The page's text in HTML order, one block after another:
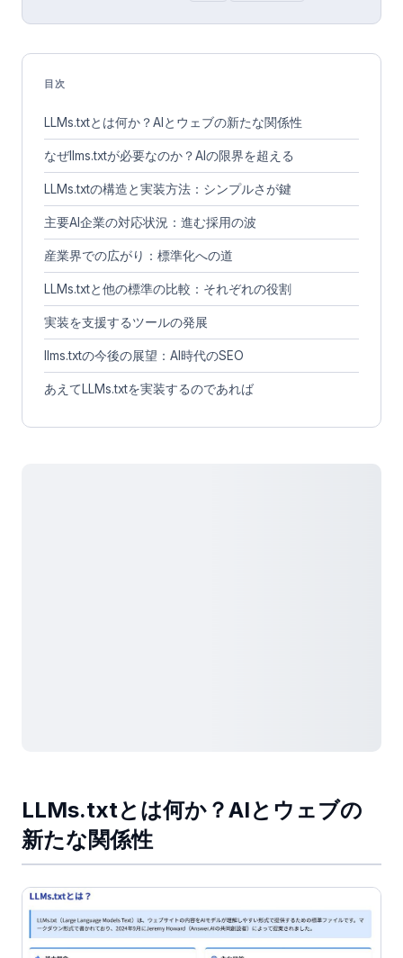
目次
LLMs.txtとは何か？AIとウェブの新たな関係性
なぜllms.txtが必要なのか？AIの限界を超える
LLMs.txtの構造と実装方法：シンプルさが鍵
主要AI企業の対応状況：進む採用の波
産業界での広がり：標準化への道
LLMs.txtと他の標準の比較：それぞれの役割
実装を支援するツールの発展
llms.txtの今後の展望：AI時代のSEO
あえてLLMs.txtを実装するのであれば
LLMs.txtとは何か？AIとウェブの
新たな関係性